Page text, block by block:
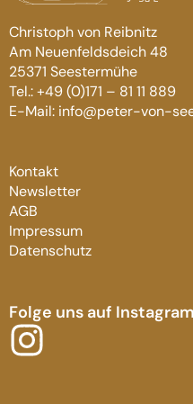
Christoph von Reibnitz
Am Neuenfeldsdeich 48
25371 Seestermühe
Tel.: +49 (0)171 – 81 11 889
E-Mail: info@peter-von-
Kontakt
Newsletter
AGB
Impressum
Datenschutz
Folge uns auf Instagram
I